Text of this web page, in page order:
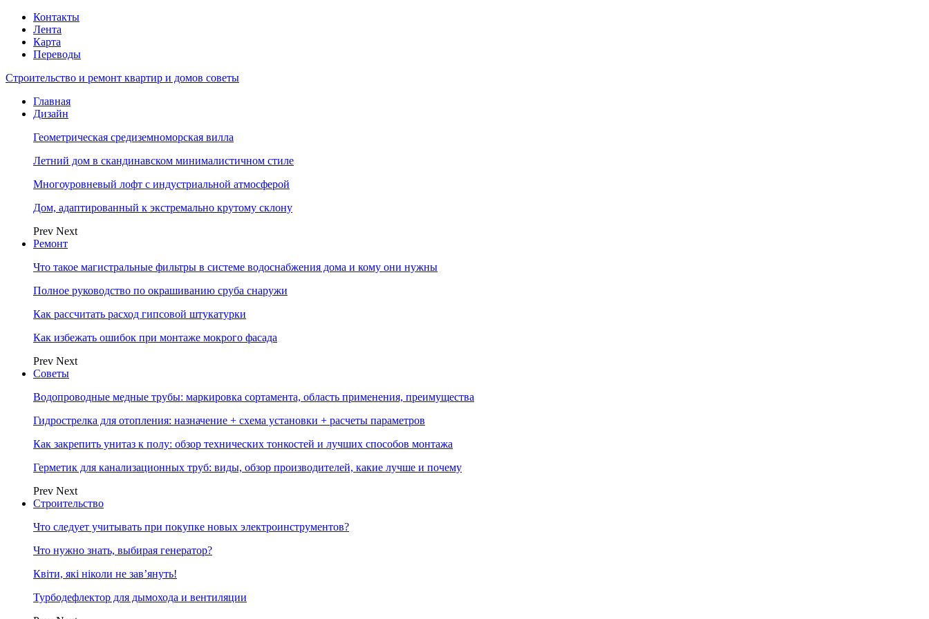
Контакты
Лента
Карта
Переводы
Строительство и ремонт квартир и домов советы
Главная
Дизайн
Геометрическая средиземноморская вилла
Летний дом в скандинавском минималистичном стиле
Многоуровневый лофт с индустриальной атмосферой
Дом, адаптированный к экстремально крутому склону
Prev Next
Ремонт
Что такое магистральные фильтры в системе водоснабжения дома и кому они нужны
Полное руководство по окрашиванию сруба снаружи
Как рассчитать расход гипсовой штукатурки
Как избежать ошибок при монтаже мокрого фасада
Prev Next
Советы
Водопроводные медные трубы: маркировка сортамента, область применения, преимущества
Гидрострелка для отопления: назначение + схема установки + расчеты параметров
Как закрепить унитаз к полу: обзор технических тонкостей и лучших способов монтажа
Герметик для канализационных труб: виды, обзор производителей, какие лучше и почему
Prev Next
Строительство
Что следует учитывать при покупке новых электроинструментов?
Что нужно знать, выбирая генератор?
Квіти, які ніколи не зав’януть!
Турбодефлектор для дымохода и вентиляции